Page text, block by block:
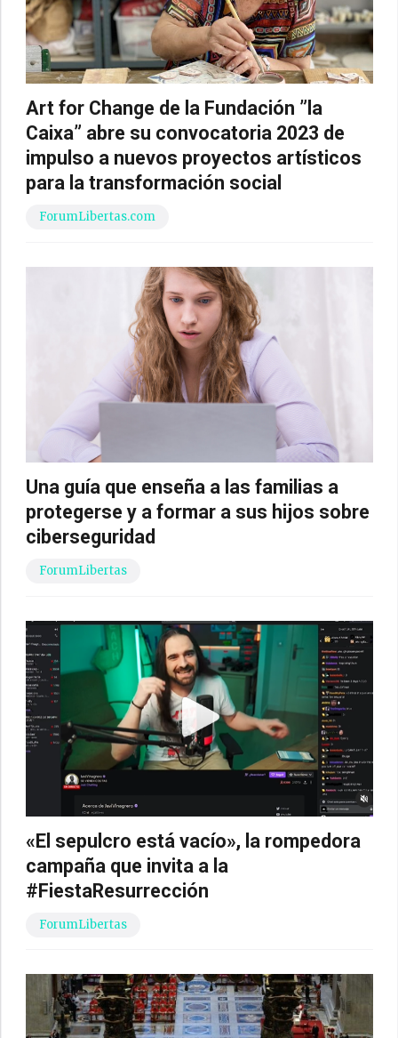
Art for Change de la Fundación ”la
Caixa” abre su convocatoria 2023 de
impulso a nuevos proyectos artísticos
para la transformación social
ForumLibertas.com
Una guía que enseña a las familias a
protegerse y a formar a sus hijos sobre
ciberseguridad
ForumLibertas
«El sepulcro está vacío», la rompedora
campaña que invita a la
#FiestaResurrección
ForumLibertas